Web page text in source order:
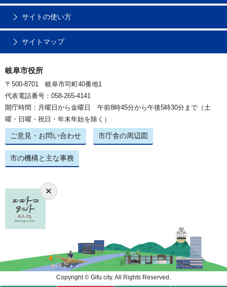
サイトの使い方
サイトマップ
岐阜市役所
〒500-8701 岐阜市司町40番地1
代表電話番号：058-265-4141
開庁時間：月曜日から金曜日 午前8時45分から午後5時30分まで（土
曜・日曜・祝日・年末年始を除く）
ご意見・お問い合わせ 市庁舎の周辺図
市の機構と主な事務
Copyright © Gifu city. All Rights Reserved.